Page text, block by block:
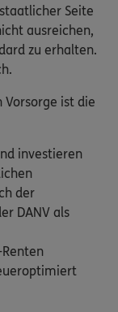
Seite
ausreichen,
zu erhalten.
Vorsorge ist die
investieren
der
DANV als